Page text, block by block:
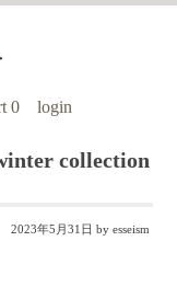
0 login
collection
2023年5月31日 by esseism